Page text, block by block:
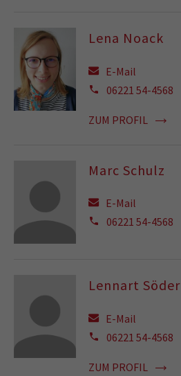
Lena Noack
E-Mail
06221 54-4568
ZUM PROFIL
Marc Schulz
E-Mail
06221 54-4568
Lennart Söder
E-Mail
06221 54-4568
ZUM PROFIL